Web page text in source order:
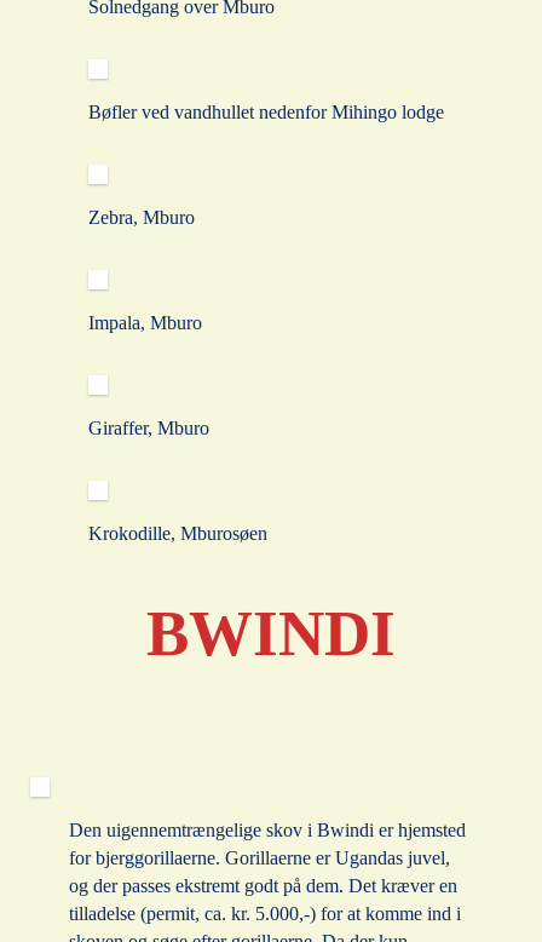
Solnedgang over Mburo
Bøfler ved vandhullet nedenfor Mihingo lodge
Zebra, Mburo
Impala, Mburo
Giraffer, Mburo
Krokodille, Mburosøen
BWINDI
Den uigennemtrængelige skov i Bwindi er hjemsted
for bjerggorillaerne. Gorillaerne er Ugandas juvel,
og der passes ekstremt godt på dem. Det kræver en
tilladelse (permit, ca. kr. 5.000,-) for at komme ind i